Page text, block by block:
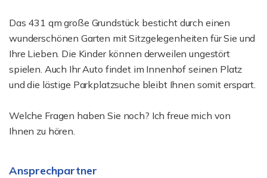
Das 431 qm große Grundstück besticht durch einen
wunderschönen Garten mit Sitzgelegenheiten für Sie und
Ihre Lieben. Die Kinder können derweilen ungestört
spielen. Auch Ihr Auto findet im Innenhof seinen Platz
und die lästige Parkplatzsuche bleibt Ihnen somit erspart.
Welche Fragen haben Sie noch? Ich freue mich von
Ihnen zu hören.
Ansprechpartner